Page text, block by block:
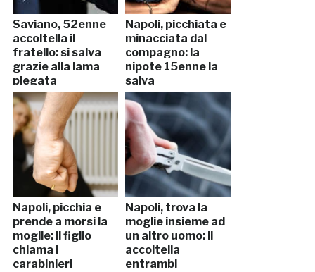
Saviano, 52enne
accoltella il
fratello: si salva
grazie alla lama
piegata
Napoli, picchiata e
minacciata dal
compagno: la
nipote 15enne la
salva
Napoli, picchia e
prende a morsi la
moglie: il figlio
chiama i
carabinieri
Napoli, trova la
moglie insieme ad
un altro uomo: li
accoltella
entrambi